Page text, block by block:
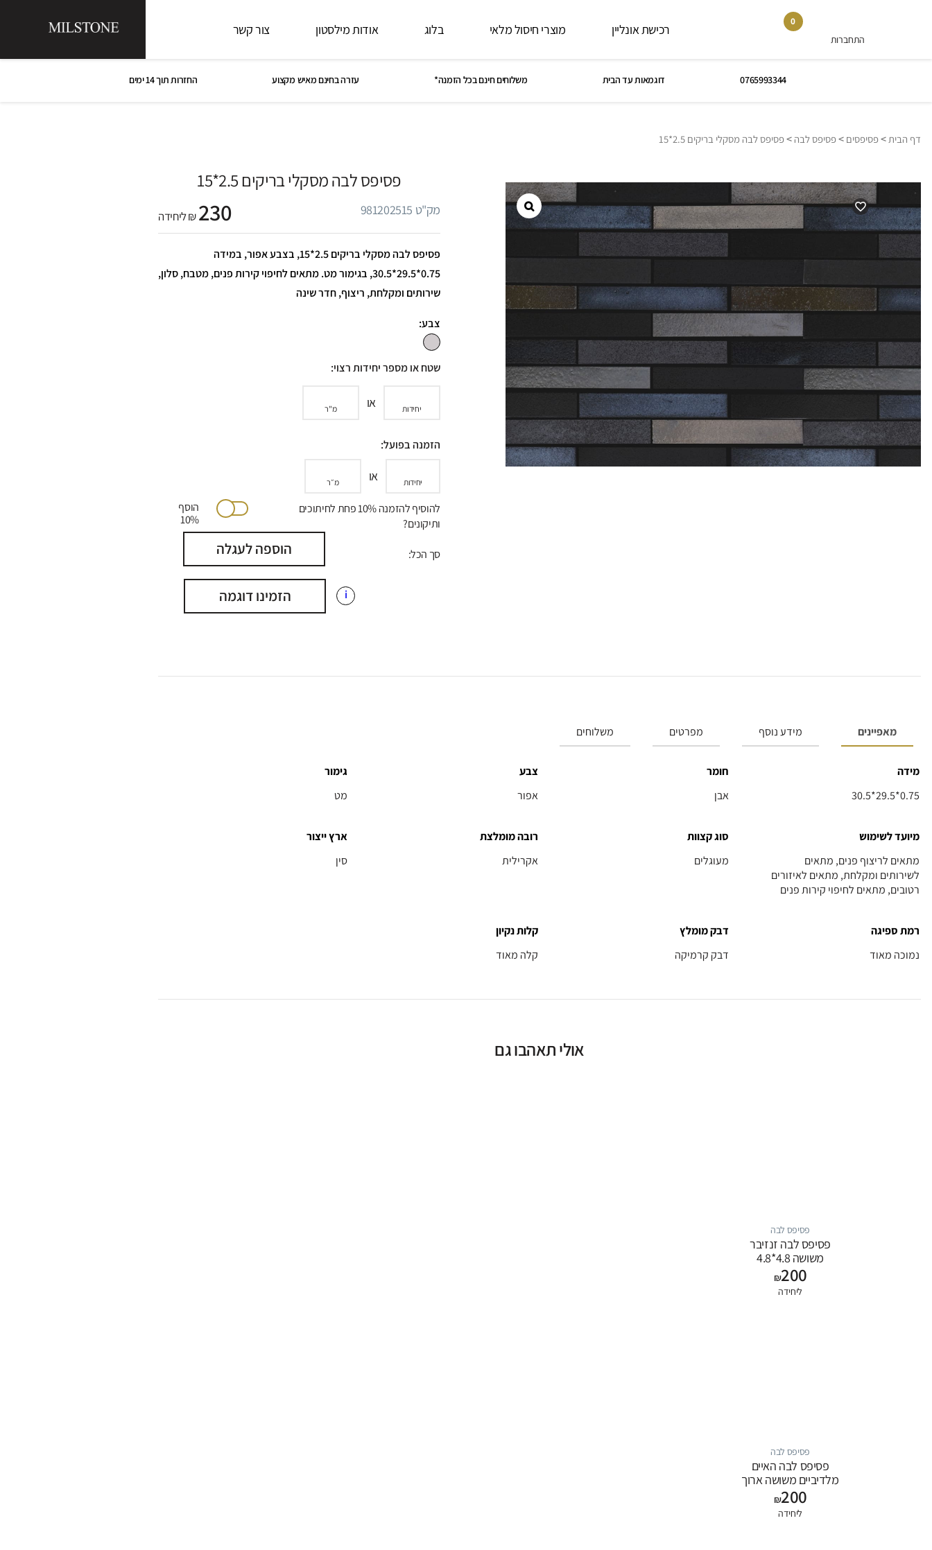
התחברות
0
רכישת אונליין מוצרי חיסול מלאי בלוג אודות מילסטון צור קשר
0765993344 דוגמאות עד הבית משלוחים חינם בכל הזמנה* עזרה בחינם מאיש מקצוע החזרות תוך 14 ימים
דף הבית>פסיפסים >פסיפס לבה >פסיפס לבה מסקלי בריקים 2.5*15
פסיפס לבה מסקלי בריקים 2.5*15
מק"ט 981202515 230₪ ליחידה
פסיפס לבה מסקלי בריקים 2.5*15, בצבע אפור, במידה
0.75*29.5*30.5, בגימור מט. מתאים לחיפוי קירות פנים, מטבח, סלון,
שירותים ומקלחת, ריצוף, חדר שינה
צבע:
שטח או מספר יחידות רצוי:
יחידות או מ"ר
הזמנה בפועל:
יחידות או מ״ר
להוסיף להזמנה 10% פחת לחיתוכים
ותיקונים?
הוסף
10%
סך הכל: הוספה לעגלה
הזמינו דוגמה i
מאפיינים מידע נוסף מפרטים משלוחים
מידה
30.5*29.5*0.75
חומר
אבן
צבע
אפור
גימור
מט
מיועד לשימוש
מתאים לריצוף פנים, מתאים
לשירותים ומקלחת, מתאים לאיזורים
רטובים, מתאים לחיפוי קירות פנים
סוג קצוות
מעוגלים
רובה מומלצת
אקרילית
ארץ ייצור
סין
רמת ספיגה
נמוכה מאוד
דבק מומלץ
דבק קרמיקה
קלות נקיון
קלה מאוד
אולי תאהבו גם
פסיפס לבה
פסיפס לבה זנזיבר
משושה 4.8*4.8
₪200
ליחידה
פסיפס לבה
פסיפס לבה האיים
מלדיביים משושה ארוך
₪200
ליחידה